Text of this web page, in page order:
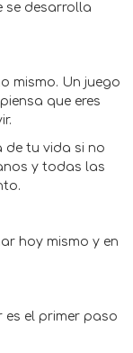
se desarrolla
mismo. Un juego
que eres
de tu vida si no
y todas las
hoy mismo y en
es el primer paso